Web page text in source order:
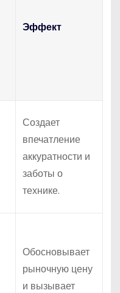
Эффект
Создает
впечатление
аккуратности и
заботы о
технике.
Обосновывает
рыночную цену
и вызывает